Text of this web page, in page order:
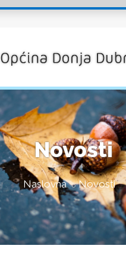
Novosti
Naslovna Novosti